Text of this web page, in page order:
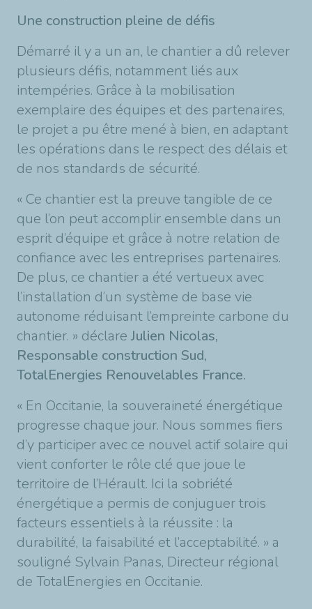
Une construction pleine de défis
Démarré il y a un an, le chantier a dû relever
plusieurs défis, notamment liés aux
intempéries. Grâce à la mobilisation
exemplaire des équipes et des partenaires,
le projet a pu être mené à bien, en adaptant
les opérations dans le respect des délais et
de nos standards de sécurité.
« Ce chantier est la preuve tangible de ce
que l’on peut accomplir ensemble dans un
esprit d’équipe et grâce à notre relation de
confiance avec les entreprises partenaires.
De plus, ce chantier a été vertueux avec
l’installation d’un système de base vie
autonome réduisant l’empreinte carbone du
chantier. » déclareJulien Nicolas,
Responsable construction Sud,
TotalEnergies Renouvelables France.
« En Occitanie, la souveraineté énergétique
progresse chaque jour. Nous sommes fiers
d’y participer avec ce nouvel actif solaire qui
vient conforter le rôle clé que joue le
territoire de l’Hérault. Ici la sobriété
énergétique a permis de conjuguer trois
facteurs essentiels à la réussite : la
durabilité, la faisabilité et l’acceptabilité. » a
souligné Sylvain Panas, Directeur régional
de TotalEnergies en Occitanie.